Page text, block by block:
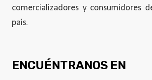
comercializadores y consumidores
país.
ENCUÉNTRANOS EN